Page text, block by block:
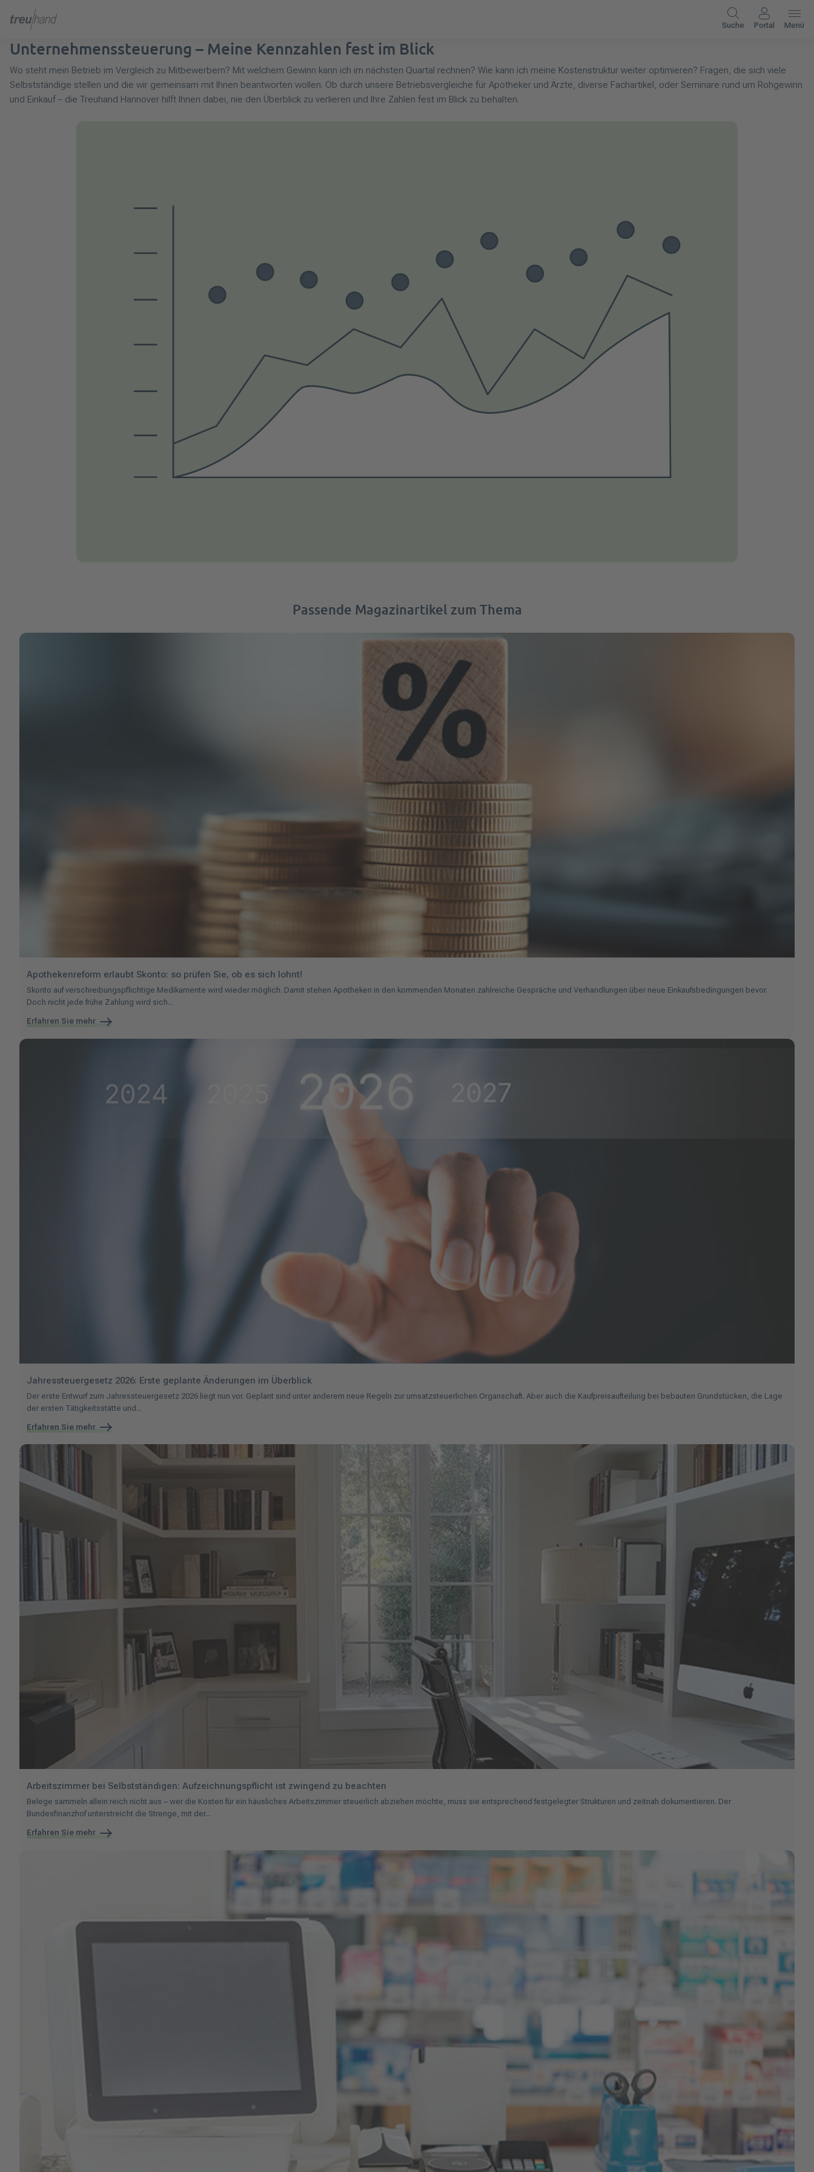
Suche Portal Menü
Unternehmenssteuerung – Meine Kennzahlen fest im Blick
Wo steht mein Betrieb im Vergleich zu Mitbewerbern? Mit welchem Gewinn kann ich im nächsten Quartal rechnen? Wie kann ich meine Kostenstruktur weiter optimieren? Fragen, die sich viele
Selbstständige stellen und die wir gemeinsam mit Ihnen beantworten wollen. Ob durch unsere Betriebsvergleiche für Apotheker und Ärzte, diverse Fachartikel, oder Seminare rund um Rohgewinn
und Einkauf – die Treuhand Hannover hilft Ihnen dabei, nie den Überblick zu verlieren und Ihre Zahlen fest im Blick zu behalten.
Passende Magazinartikel zum Thema
Apothekenreform erlaubt Skonto: so prüfen Sie, ob es sich lohnt!
Skonto auf verschreibungspflichtige Medikamente wird wieder möglich. Damit stehen Apotheken in den kommenden Monaten zahlreiche Gespräche und Verhandlungen über neue Einkaufsbedingungen bevor.
Doch nicht jede frühe Zahlung wird sich...
Erfahren Sie mehr
Jahressteuergesetz 2026: Erste geplante Änderungen im Überblick
Der erste Entwurf zum Jahressteuergesetz 2026 liegt nun vor. Geplant sind unter anderem neue Regeln zur umsatzsteuerlichen Organschaft. Aber auch die Kaufpreisaufteilung bei bebauten Grundstücken, die Lage
der ersten Tätigkeitsstätte und...
Erfahren Sie mehr
Arbeitszimmer bei Selbstständigen: Aufzeichnungspflicht ist zwingend zu beachten
Belege sammeln allein reich nicht aus – wer die Kosten für ein häusliches Arbeitszimmer steuerlich abziehen möchte, muss sie entsprechend festgelegter Strukturen und zeitnah dokumentieren. Der
Bundesfinanzhof unterstreicht die Strenge, mit der...
Erfahren Sie mehr